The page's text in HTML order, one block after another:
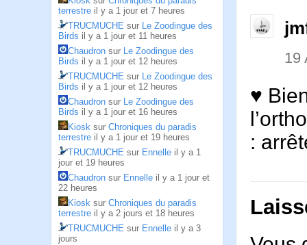
terrestre il y a 1 jour et 7 heures
TRUCMUCHE sur Le Zoodingue des
Birds il y a 1 jour et 11 heures
Chaudron sur Le Zoodingue des
Birds il y a 1 jour et 12 heures
TRUCMUCHE sur Le Zoodingue des
Birds il y a 1 jour et 12 heures
Chaudron sur Le Zoodingue des
Birds il y a 1 jour et 16 heures
Kiosk sur Chroniques du paradis
terrestre il y a 1 jour et 19 heures
TRUCMUCHE sur Ennelle il y a 1
jour et 19 heures
Chaudron sur Ennelle il y a 1 jour et
22 heures
Kiosk sur Chroniques du paradis
terrestre il y a 2 jours et 18 heures
TRUCMUCHE sur Ennelle il y a 3
jours
19
♥
: